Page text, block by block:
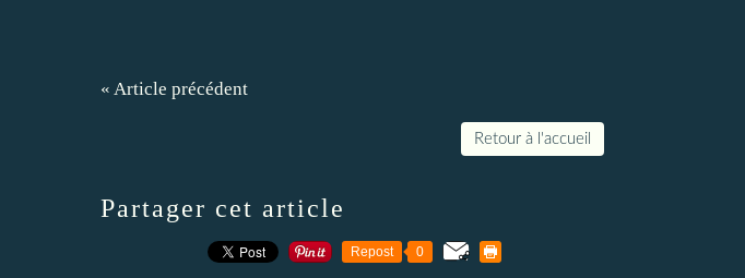
« Article précédent
Retour à l'accueil
Partager cet article
Repost 0